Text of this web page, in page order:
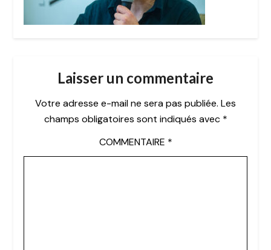
Laisser un commentaire
Votre adresse e-mail ne sera pas publiée. Les
champs obligatoires sont indiqués avec *
COMMENTAIRE *